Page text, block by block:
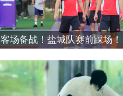
客场备战！盐城队赛前踩场！